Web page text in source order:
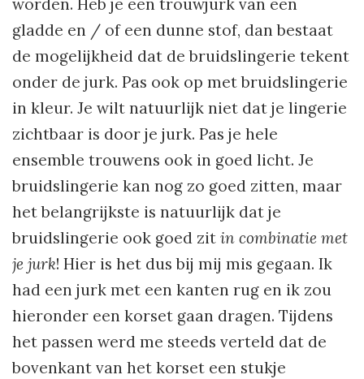
worden. Heb je een trouwjurk van een
gladde en / of een dunne stof, dan bestaat
de mogelijkheid dat de bruidslingerie tekent
onder de jurk. Pas ook op met bruidslingerie
in kleur. Je wilt natuurlijk niet dat je lingerie
zichtbaar is door je jurk. Pas je hele
ensemble trouwens ook in goed licht. Je
bruidslingerie kan nog zo goed zitten, maar
het belangrijkste is natuurlijk dat je
bruidslingerie ook goed zit in combinatie met
je jurk! Hier is het dus bij mij mis gegaan. Ik
had een jurk met een kanten rug en ik zou
hieronder een korset gaan dragen. Tijdens
het passen werd me steeds verteld dat de
bovenkant van het korset een stukje